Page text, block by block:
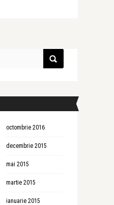
octombrie 2016
decembrie 2015
mai 2015
martie 2015
ianuarie 2015